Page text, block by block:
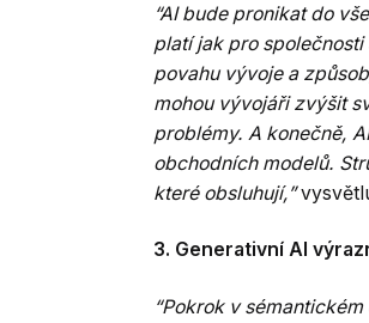
“AI bude pronikat do
platí jak pro
povahu vývoje a
mohou vývojáři zvýšit
problémy. A konečně,
obchodních modelů.
které obsluhují,”
3. Generativní AI
“Pokrok v